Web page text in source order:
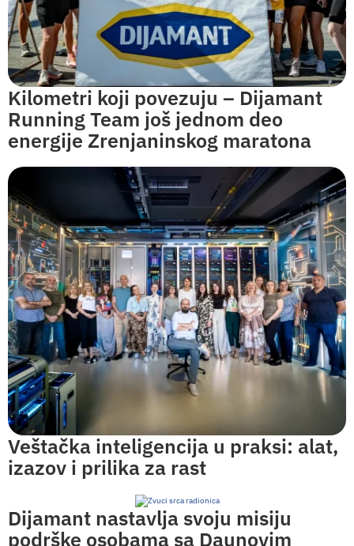
Kilometri koji povezuju – Dijamant
Running Team još jednom deo
energije Zrenjaninskog maratona
Veštačka inteligencija u praksi: alat,
izazov i prilika za rast
Dijamant nastavlja svoju misiju
podrške osobama sa Daunovim